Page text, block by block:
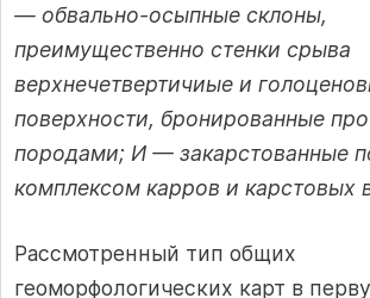
— обвально-осыпные склоны,
преимущественно стенки срыва
верхнечетвертичиые и
поверхности, бронированные
породами; И — закарстованные
комплексом карров и карстовых
Рассмотренный тип общих
геоморфологических карт в